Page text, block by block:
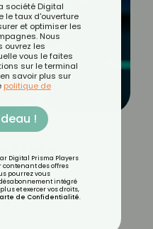
la
société Digital
le taux d'ouverture
et optimiser les
Nous
ouvrez les
vous le faites
sur le terminal
savoir plus sur
politique de
!
Digital Prisma Players
contenant des offres
pourrez vous
intégré
et exercer vos droits,
de Confidentialité.